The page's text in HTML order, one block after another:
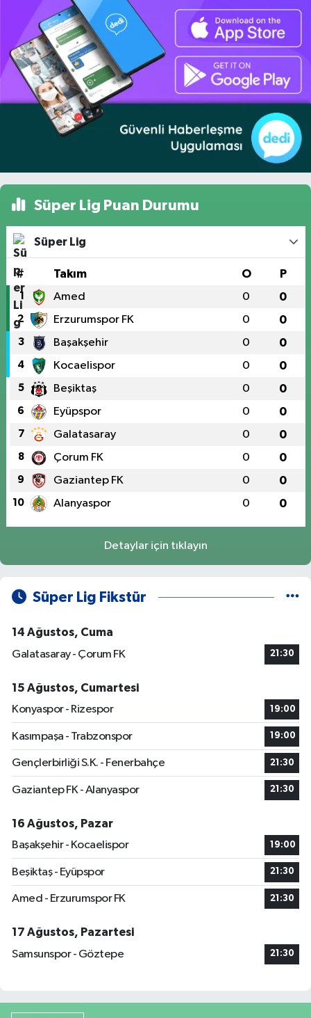
Süper Lig Puan Durumu
Süper Lig
# Takım O P
1 Amed 0 0
2 Erzurumspor FK 0 0
3 Başakşehir 0 0
4 Kocaelispor 0 0
5 Beşiktaş 0 0
6 Eyüpspor 0 0
7 Galatasaray 0 0
8 Çorum FK 0 0
9 Gaziantep FK 0 0
10 Alanyaspor 0 0
Detaylar için tıklayın
Süper Lig Fikstür
14 Ağustos, Cuma
Galatasaray - Çorum FK
21:30
15 Ağustos, Cumartesi
Konyaspor - Rizespor
19:00
Kasımpaşa - Trabzonspor 19:00
Gençlerbirliği S.K. - Fenerbahçe 21:30
Gaziantep FK - Alanyaspor 21:30
16 Ağustos, Pazar
Başakşehir - Kocaelispor
19:00
Beşiktaş - Eyüpspor 21:30
Amed - Erzurumspor FK 21:30
17 Ağustos, Pazartesi
Samsunspor - Göztepe
21:30